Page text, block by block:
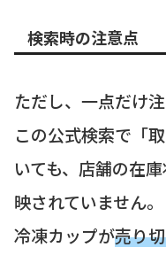
検索時の注意点
ただし、一点だけ注
この公式検索で「
いても、店舗の在
映されていません。
冷凍カップが売り